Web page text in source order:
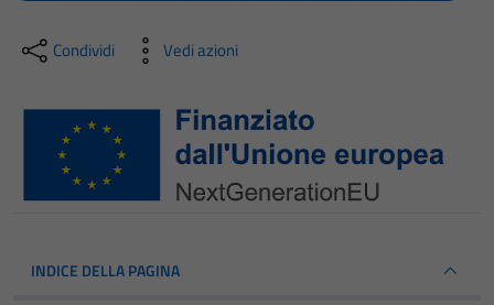
Condividi Vedi azioni
INDICE DELLA PAGINA